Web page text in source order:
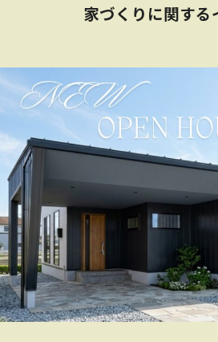
家づくりに関する